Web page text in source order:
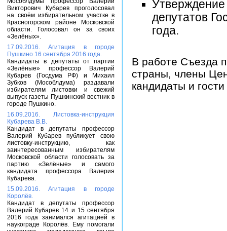
Викторович Кубарев проголосовал
на своём избирательном участке в
Красногорском районе Московской
области. Голосовал он за своих
«Зелёных».
17.09.2016. Агитация в городе
Пушкино 16 сентября 2016 года.
Кандидаты в депутаты от партии
«Зелёные» профессор Валерий
Кубарев (Госдума РФ) и Михаил
Зубков (Мособлдума) раздавали
избирателям листовки и свежий
выпуск газеты Пушкинский вестник в
городе Пушкино.
16.09.2016. Листовка-инструкция
Кубарева В.В.
Кандидат в депутаты профессор
Валерий Кубарев публикует свою
листовку-инструкцию, как
заинтересованным избирателям
Московской области голосовать за
партию «Зелёные» и самого
кандидата профессора Валерия
Кубарева.
15.09.2016. Агитация в городе
Королёв.
Кандидат в депутаты профессор
Валерий Кубарев 14 и 15 сентября
2016 года занимался агитацией в
наукограде Королёв. Ему помогали
депутатов
года.
В работе Съезда
страны, члены
кандидаты и